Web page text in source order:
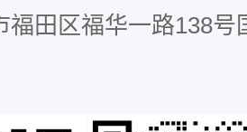
福田区福华一路138号